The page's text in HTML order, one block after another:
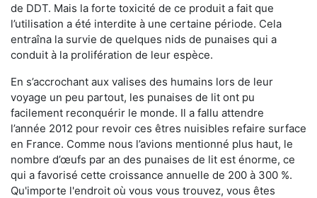
de DDT. Mais la forte toxicité de ce produit a fait que
l’utilisation a été interdite à une certaine période. Cela
entraîna la survie de quelques nids de punaises qui a
conduit à la prolifération de leur espèce.
En s’accrochant aux valises des humains lors de leur
voyage un peu partout, les punaises de lit ont pu
facilement reconquérir le monde. Il a fallu attendre
l’année 2012 pour revoir ces êtres nuisibles refaire surface
en France. Comme nous l’avions mentionné plus haut, le
nombre d’œufs par an des punaises de lit est énorme, ce
qui a favorisé cette croissance annuelle de 200 à 300 %.
Qu'importe l'endroit où vous vous trouvez, vous êtes